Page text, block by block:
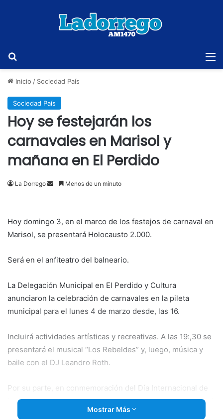
Inicio / Sociedad País
Sociedad País
Hoy se festejarán los
carnavales en Marisol y
mañana en El Perdido
La Dorrego
SendMenos de un minuto
Hoy domingo 3, en el marco de los festejos de carnaval en
Marisol, se presentará Holocausto 2.000.
Será en el anfiteatro del balneario.
La Delegación Municipal en El Perdido y Cultura
anunciaron la celebración de carnavales en la pileta
municipal para el lunes 4 de marzo desde, las 16.
Incluirá actividades artísticas y recreativas. A las 19:,30 se
presentará el musical “Los Rebeldes” y, luego, música y
baile con el DJ Leandro Roth.
Por su parte, en conmemoración del Día Internacional de
la mujer”, este 8 de marzo, a las 20,30, se presentará en el
Centro Cultural de Dorrego el unipersonal dramático
Mostrar Más